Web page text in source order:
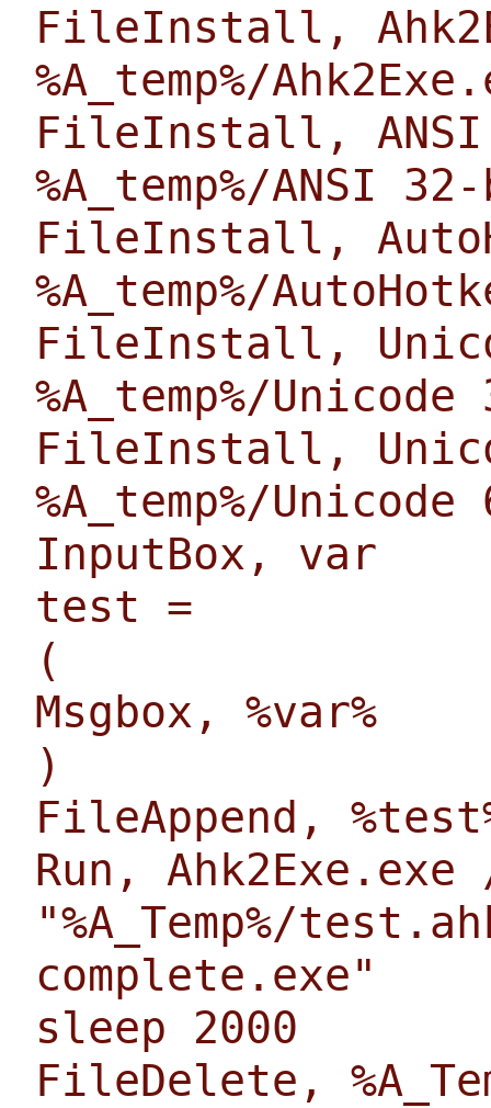
FileInstall,
%A_temp%/
FileInstall,
%A_temp%/ANSI
FileInstall,
%A_temp%/
FileInstall,
%A_temp%/
FileInstall,
%A_temp%/
InputBox, var
test =
(
Msgbox, %var%
)
FileAppend,
Run,
"%A_Temp%/
complete.exe"
sleep 2000
FileDelete,